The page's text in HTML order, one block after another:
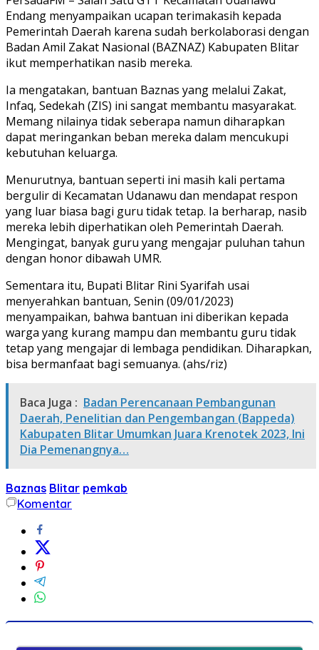
Endang menyampaikan ucapan terimakasih kepada
Pemerintah Daerah karena sudah berkolaborasi dengan
Badan Amil Zakat Nasional (BAZNAZ) Kabupaten Blitar
ikut memperhatikan nasib mereka.
Ia mengatakan, bantuan Baznas yang melalui Zakat,
Infaq, Sedekah (ZIS) ini sangat membantu masyarakat.
Memang nilainya tidak seberapa namun diharapkan
dapat meringankan beban mereka dalam mencukupi
kebutuhan keluarga.
Menurutnya, bantuan seperti ini masih kali pertama
bergulir di Kecamatan Udanawu dan mendapat respon
yang luar biasa bagi guru tidak tetap. Ia berharap, nasib
mereka lebih diperhatikan oleh Pemerintah Daerah.
Mengingat, banyak guru yang mengajar puluhan tahun
dengan honor dibawah UMR.
Sementara itu, Bupati Blitar Rini Syarifah usai
menyerahkan bantuan, Senin (09/01/2023)
menyampaikan, bahwa bantuan ini diberikan kepada
warga yang kurang mampu dan membantu guru tidak
tetap yang mengajar di lembaga pendidikan. Diharapkan,
bisa bermanfaat bagi semuanya. (ahs/riz)
Baca Juga : Badan Perencanaan Pembangunan
Daerah, Penelitian dan Pengembangan (Bappeda)
Kabupaten Blitar Umumkan Juara Krenotek 2023, Ini
Dia Pemenangnya…
Baznas Blitar pemkab
Komentar